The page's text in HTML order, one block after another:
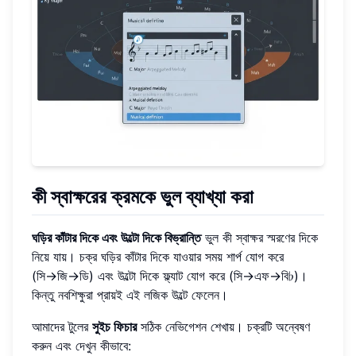
কী স্বাক্ষরের ক্রমকে ভুল ব্যাখ্যা করা
ঘড়ির কাঁটার দিকে এবং উল্টো দিকে বিভ্রান্তিভুল কী স্বাক্ষর স্মরণের দিকে
নিয়ে যায়। চক্র ঘড়ির কাঁটার দিকে যাওয়ার সময় শার্প যোগ করে
(সি→জি→ডি) এবং উল্টো দিকে ফ্ল্যাট যোগ করে (সি→এফ→বি♭)।
কিন্তু নবশিক্ষুরা প্রায়ই এই লজিক উল্টে ফেলেন।
আমাদের টুলের সুইচ ফিচারসঠিক নেভিগেশন শেখায়। চক্রটি অন্বেষণ
করুন এবং দেখুন কীভাবে: